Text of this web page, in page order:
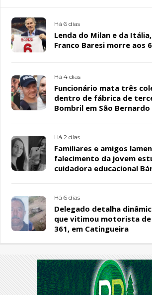
Há 6 dias
Lenda do Milan e da
Franco Baresi morre aos
Há 4 dias
Funcionário mata três
dentro de fábrica de
Bombril em São Bernardo
Há 2 dias
Familiares e amigos
falecimento da jovem
cuidadora educacional
Há 6 dias
Delegado detalha
que vitimou motorista de
361, em Catingueira